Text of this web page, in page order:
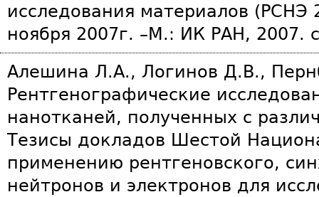
исследования материалов (РСНЭ
ноября 2007г. –М.: ИК РАН, 2007.
Алешина Л.А., Логинов Д.В.,
Рентгенографические
нанотканей, полученных с
Тезисы докладов Шестой
применению рентгеновского,
нейтронов и электронов для